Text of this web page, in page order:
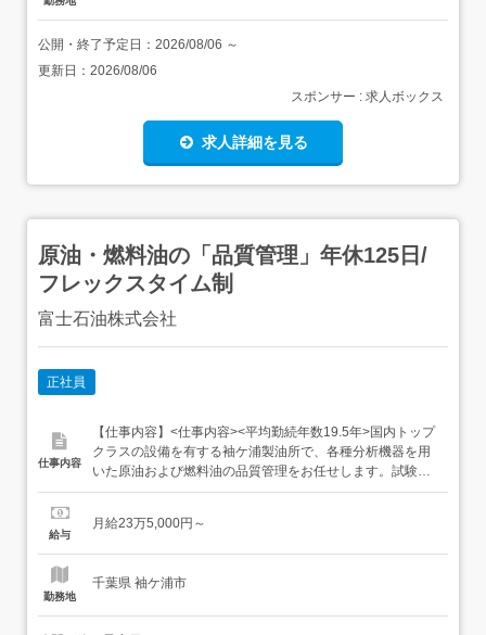
公開・終了予定日： 2026/08/06 ～
更新日： 2026/08/06
スポンサー : 求人ボックス
求人詳細を見る
原油・燃料油の「品質管理」年休125日/
フレックスタイム制
富士石油株式会社
正社員
仕事内容
【仕事内容】<仕事内容><平均勤続年数19.5年>国内トップ
クラスの設備を有する袖ケ浦製油所で、各種分析機器を用
いた原油および燃料油の品質管理をお任せします。試験分
析原油(原材料)および燃料油(生産品)などの性状分析┗燃焼
ーガスの組織分析 まずはできることからはじめていただ
給与
月給23万5,000円～
勤務地
千葉県 袖ケ浦市